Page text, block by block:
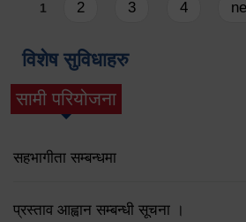
Pages
1 2 3 4
विशेष सुविधाहरु
सामी परियोजना
(active tab)
सहभागीता सम्बन्धमा
प्रस्ताव आह्वान सम्बन्धी सूचना ।